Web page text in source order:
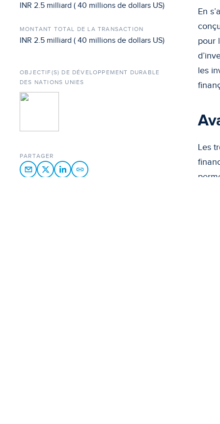
INR 2.5 milliard ( 40 millions de dollars US)
MONTANT TOTAL DE LA TRANSACTION
INR 2.5 milliard ( 40 millions de dollars US)
OBJECTIF(S) DE DÉVELOPPEMENT DURABLE
DES NATIONS UNIES
PARTAGER
En
pour
les
Les